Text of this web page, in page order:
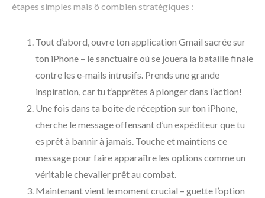
étapes simples mais ô combien stratégiques :
Tout d’abord, ouvre ton application Gmail sacrée sur
ton iPhone – le sanctuaire où se jouera la bataille finale
contre les e-mails intrusifs. Prends une grande
inspiration, car tu t’apprêtes à plonger dans l’action!
Une fois dans ta boîte de réception sur ton iPhone,
cherche le message offensant d’un expéditeur que tu
es prêt à bannir à jamais. Touche et maintiens ce
message pour faire apparaître les options comme un
véritable chevalier prêt au combat.
Maintenant vient le moment crucial – guette l’option